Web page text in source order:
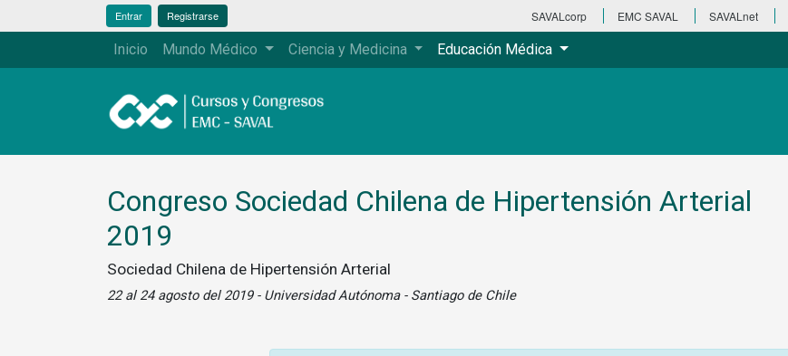
Entrar Registrarse SAVALcorp EMC SAVAL SAVALnet
Inicio Mundo Médico Ciencia y Medicina Educación Médica
Congreso Sociedad Chilena de Hipertensión Arterial
2019
Sociedad Chilena de Hipertensión Arterial
22 al 24 agosto del 2019 - Universidad Autónoma - Santiago de Chile